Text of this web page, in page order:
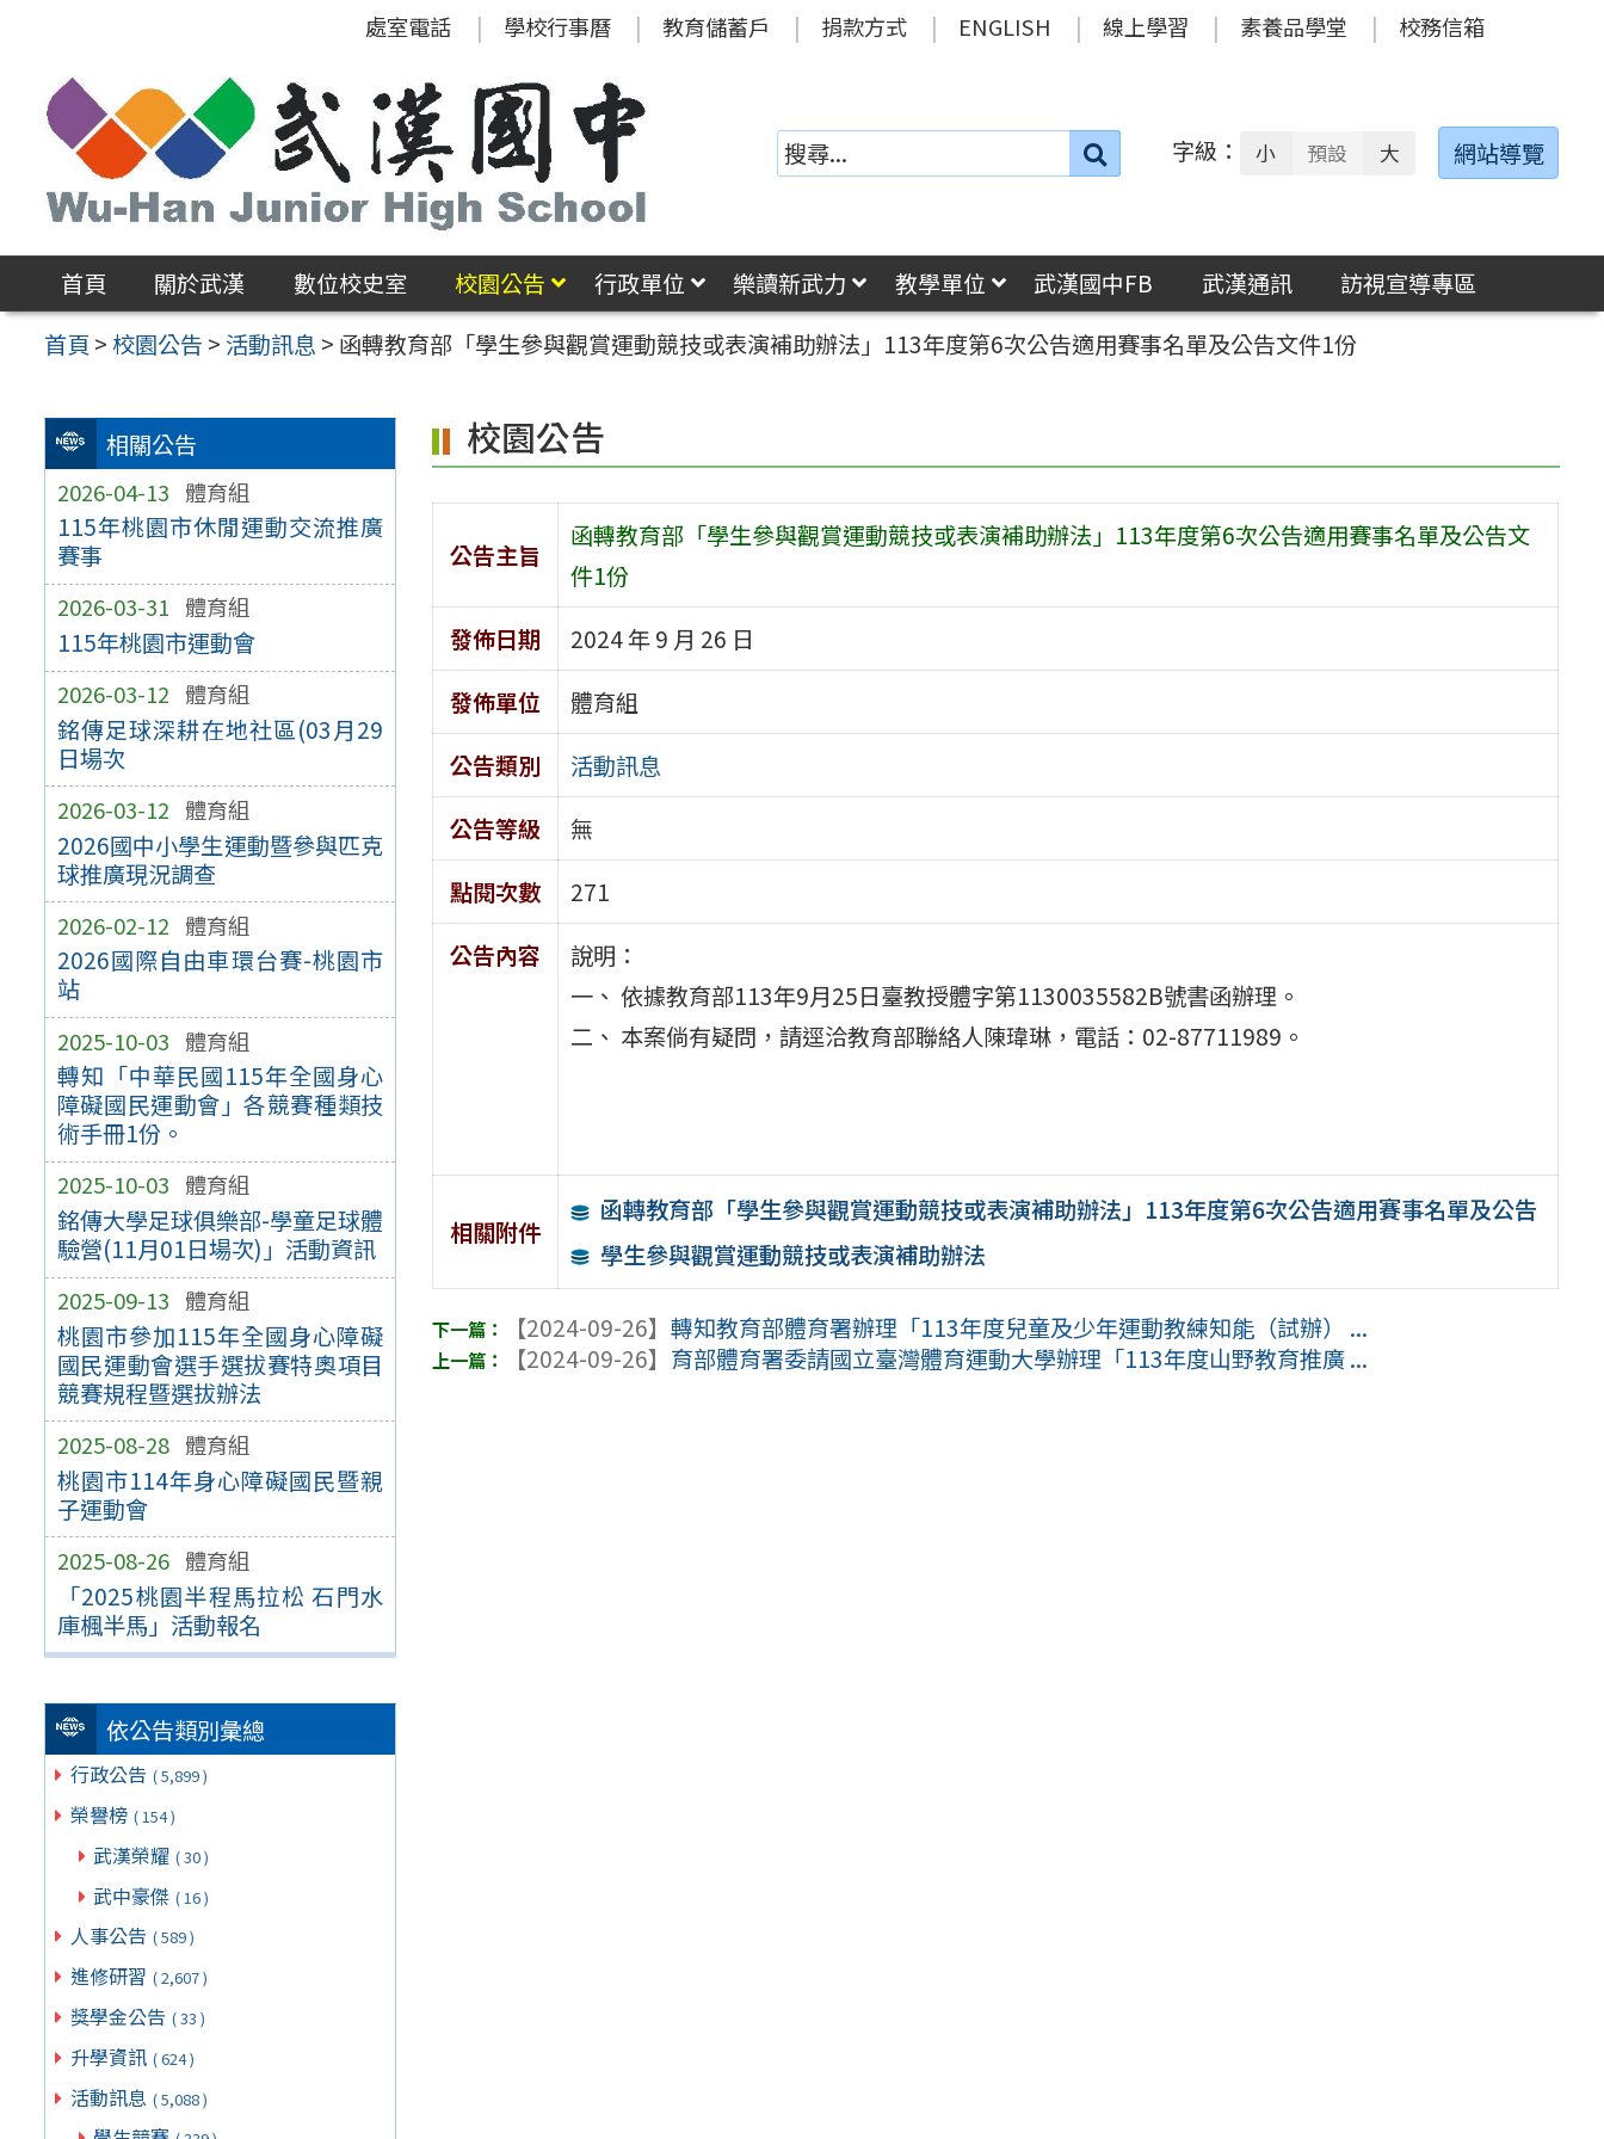
區
處室電話 學校行事曆 教育儲蓄戶 捐款方式 ENGLISH 線上學習 素養品學堂 校務信箱
搜
字級： 小 預設 大 網站導覽
首頁 關於武漢 數位校史室 校園公告 行政單位 樂讀新武力 教學單位 武漢國中FB 武漢通訊
訪視宣導專區
首頁 >校園公告 > 活動訊息 > 函轉教育部「學生參與觀賞運動競技或表演補助辦法」113年度第6次公告適用賽事名單及公告文件1份
相關公告
2026-04-13 體育組
115年桃園市休閒運動交流推廣
賽事
2026-03-31 體育組
115年桃園市運動會
2026-03-12 體育組
銘傳足球深耕在地社區(03月29
日場次
2026-03-12 體育組
2026國中小學生運動暨參與匹克
球推廣現況調查
2026-02-12 體育組
2026國際自由車環台賽-桃園市
站
2025-10-03 體育組
轉知「中華民國115年全國身心
障礙國民運動會」各競賽種類技
術手冊1份。
2025-10-03 體育組
銘傳大學足球俱樂部-學童足球體
驗營(11月01日場次)」活動資訊
2025-09-13 體育組
桃園市參加115年全國身心障礙
國民運動會選手選拔賽特奧項目
競賽規程暨選拔辦法
2025-08-28 體育組
桃園市114年身心障礙國民暨親
子運動會
2025-08-26 體育組
「2025桃園半程馬拉松 石門水
庫楓半馬」活動報名
依公告類別彙總
行政公告 ( 5,899 )
榮譽榜 ( 154 )
武漢榮耀 ( 30 )
武中豪傑 ( 16 )
人事公告 ( 589 )
進修研習 ( 2,607 )
獎學金公告 ( 33 )
升學資訊 ( 624 )
活動訊息 ( 5,088 )
校園公告
公告主旨
函轉教育部「學生參與觀賞運動競技或表演補助辦法」113年度第6次公告適用賽事名單及公告文
件1份
發佈日期
2024 年 9 月 26 日
發佈單位
體育組
公告類別
活動訊息
公告等級
無
點閱次數
271
公告內容
說明：
一、 依據教育部113年9月25日臺教授體字第1130035582B號書函辦理。
二、 本案倘有疑問，請逕洽教育部聯絡人陳瑋琳，電話：02-87711989。
相關附件
函轉教育部「學生參與觀賞運動競技或表演補助辦法」113年度第6次公告適用賽事名單及公告
學生參與觀賞運動競技或表演補助辦法
【2024-09-26】轉知教育部體育署辦理「113年度兒童及少年運動教練知能（試辦） ...
【2024-09-26】 育部體育署委請國立臺灣體育運動大學辦理「113年度山野教育推廣 ...